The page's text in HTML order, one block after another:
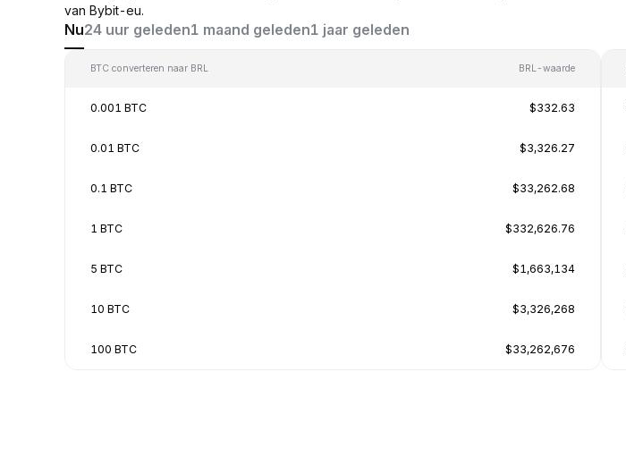
van Bybit-eu.
Nu24 uur geleden1 maand geleden1 jaar geleden
BTC converteren naar BRL BRL-waarde
0.001 BTC $332.63
0.01 BTC $3,326.27
0.1 BTC $33,262.68
1 BTC $332,626.76
5 BTC $1,663,134
10 BTC $3,326,268
100 BTC $33,262,676